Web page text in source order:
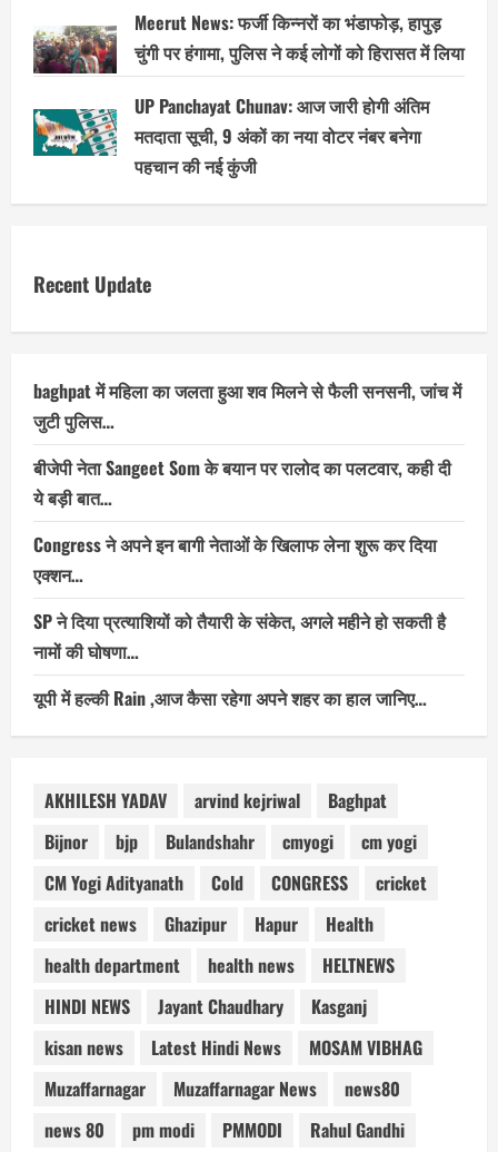
Meerut News: फर्जी किन्नरों का भंडाफोड़, हापुड़
चुंगी पर हंगामा, पुलिस ने कई लोगों को हिरासत में लिया
UP Panchayat Chunav: आज जारी होगी अंतिम
मतदाता सूची, 9 अंकों का नया वोटर नंबर बनेगा
पहचान की नई कुंजी
Recent Update
baghpat में महिला का जलता हुआ शव मिलने से फैली सनसनी, जांच में
जुटी पुलिस…
बीजेपी नेता Sangeet Som के बयान पर रालोद का पलटवार, कही दी
ये बड़ी बात…
Congress ने अपने इन बागी नेताओं के खिलाफ लेना शुरू कर दिया
एक्शन…
SP ने दिया प्रत्याशियों को तैयारी के संकेत, अगले महीने हो सकती है
नामों की घोषणा…
यूपी में हल्की Rain ,आज कैसा रहेगा अपने शहर का हाल जानिए…
AKHILESH YADAV arvind kejriwal
Baghpat
Bijnor
bjp Bulandshahr cmyogi
cm yogi
CM Yogi Adityanath
Cold CONGRESS
cricket
cricket news
Ghazipur Hapur
Health
health department
health news
HELTNEWS
HINDI NEWS
Jayant Chaudhary
Kasganj
kisan news
Latest Hindi News
MOSAM VIBHAG
Muzaffarnagar
Muzaffarnagar News
news80
news 80
pm modi PMMODI
Rahul Gandhi